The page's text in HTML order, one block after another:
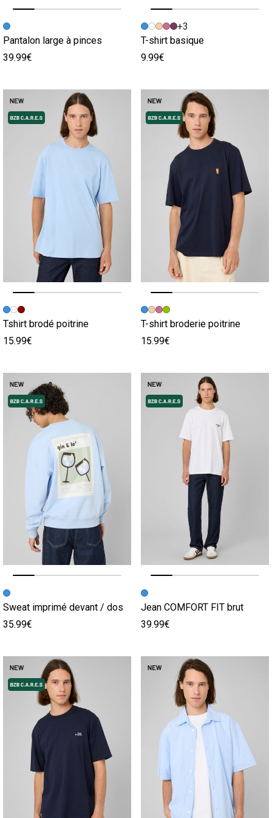
Image précédente
Image suivante
Pantalon large à pinces
39.99€
Image précédente
Image suivante
+3
T-shirt basique
9.99€
Image précédente
Image suivante
Tshirt brodé poitrine
15.99€
Image précédente
Image suivante
T-shirt broderie poitrine
15.99€
Image précédente
Image suivante
Sweat imprimé devant / dos
35.99€
Image précédente
Image suivante
Jean COMFORT FIT brut
39.99€